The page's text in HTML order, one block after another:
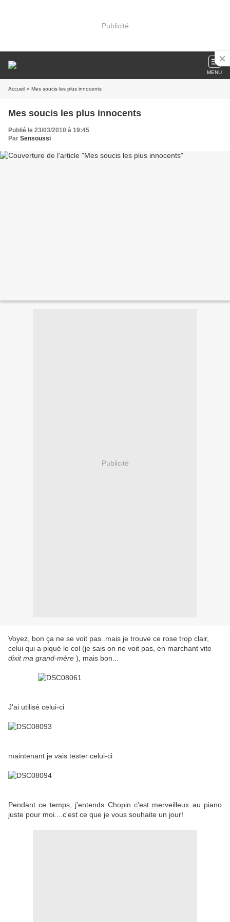
Publicité
MENU
Accueil » Mes soucis les plus innocents
Mes soucis les plus innocents
Publié le 23/03/2010 à 19:45
Par Sensoussi
Publicité
Voyez, bon ça ne se voit pas..mais je trouve ce rose trop clair,
celui qui a piqué le col (je sais on ne voit pas, en marchant vite
dixit ma grand-mère ), mais bon...
J'ai utilisé celui-ci
maintenant je vais tester celui-ci
Pendant ce temps, j'entends Chopin c'est merveilleux au piano
juste pour moi....c'est ce que je vous souhaite un jour!